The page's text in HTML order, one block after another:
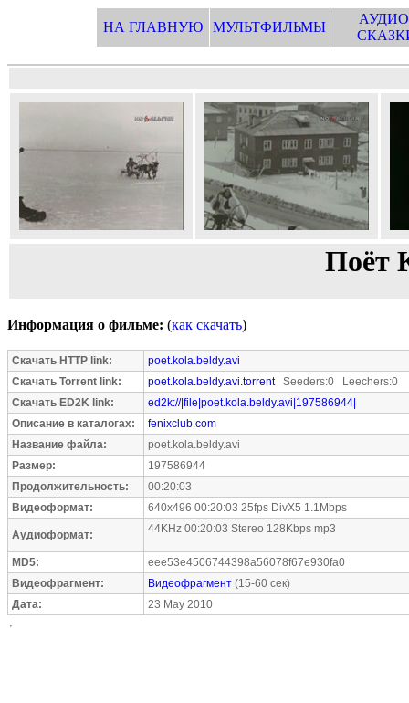
НА ГЛАВНУЮ МУЛЬТФИЛЬМЫ
Поёт
Информация о фильме: (как скачать)
Скачать HTTP link:
poet.kola.beldy.avi
Скачать Torrent link:
poet.kola.beldy.avi.torrentSeeders:0 Leechers:0
Скачать ED2K link:
ed2k://|file|poet.kola.beldy.avi|197586944|
Описание в каталогах:
fenixclub.com
Название файла:
poet.kola.beldy.avi
Размер:
197586944
Продолжительность:
00:20:03
Видеоформат:
640x496 00:20:03 25fps DivX5 1.1Mbps
Аудиоформат: 44KHz 00:20:03 Stereo 128Kbps mp3
MD5:
eee53e4506744398a56078f67e930fa0
Видеофрагмент:
Видеофрагмент (15-60 сек)
Дата:
23 May 2010